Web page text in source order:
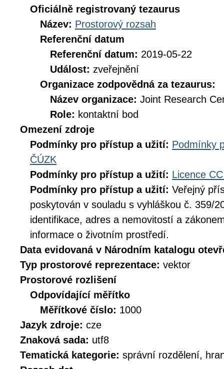
Oficiálně registrovaný tezaurus
Název: Prostorový rozsah
Referenční datum
Referenční datum: 2019-05-22
Událost: zveřejnění
Organizace zodpovědná za tezaurus:
Název organizace: Joint Research
Role: kontaktní bod
Omezení zdroje
Podmínky pro přístup a užití: Podmínky
ČÚZK
Podmínky pro přístup a užití: Licence
Podmínky pro přístup a užití: Veřejný
poskytován v souladu s vyhláškou č. 359/
identifikace, adres a nemovitostí a
informace o životním prostředí.
Data evidovaná v Národním katalogu
Typ prostorové reprezentace: vektor
Prostorové rozlišení
Odpovídající měřítko
Měřítkové číslo: 1000
Jazyk zdroje: cze
Znaková sada: utf8
Tematická kategorie: správní rozdělení,